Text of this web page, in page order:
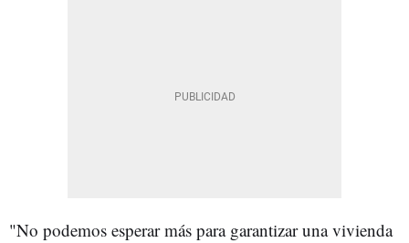
"No podemos esperar más para garantizar una vivienda